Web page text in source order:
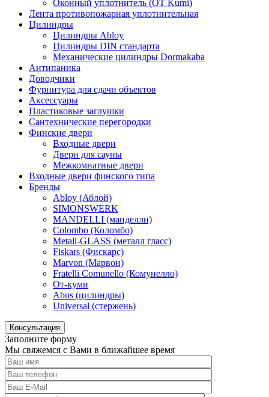
Оконный уплотнитель (OT Kumi)
Лента противопожарная уплотнительная
Цилиндры
Цилиндры Abloy
Цилиндры DIN стандарта
Механические цилиндры Dormakaba
Антипаника
Доводчики
Фурнитура для сдачи объектов
Аксессуары
Пластиковые заглушки
Сантехнические перегородки
Финские двери
Входные двери
Двери для сауны
Межкомнатные двери
Входные двери финского типа
Бренды
Abloy (Аблой)
SIMONSWERK
MANDELLI (манделли)
Colombo (Коломбо)
Metall-GLASS (металл гласс)
Fiskars (Фискарс)
Marvon (Марвон)
Fratelli Comunello (Комунелло)
От-куми
Abus (цилиндры)
Universal (стержень)
Консультация
Заполните форму
Мы свяжемся с Вами в ближайшее время